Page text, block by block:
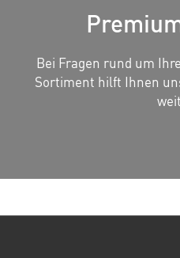
Bei Fragen rund um
Sortiment hilft Ihnen